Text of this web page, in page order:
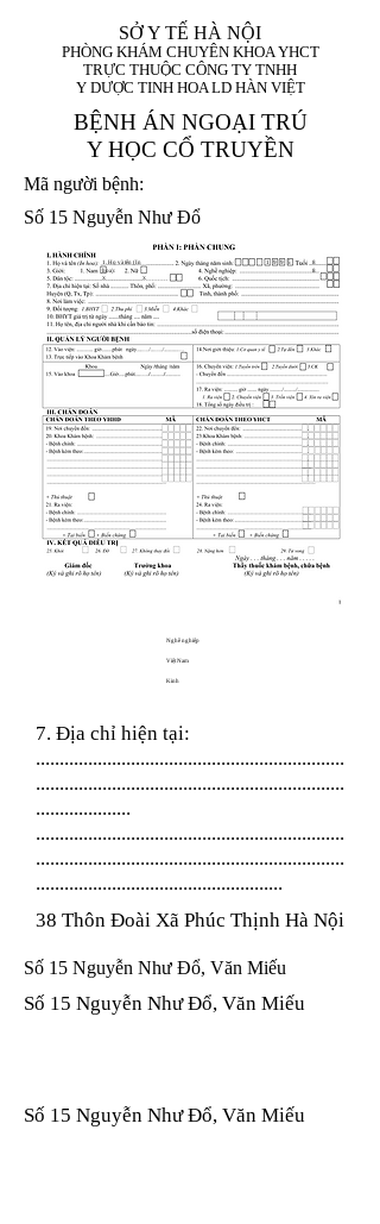
SỞ Y TẾ HÀ NỘI
PHÒNG KHÁM CHUYÊN KHOA YHCT
TRỰC THUỘC CÔNG TY TNHH
Y DƯỢC TINH HOA LD HÀN VIỆT
BỆNH ÁN NGOẠI TRÚ
Y HỌC CỔ TRUYỀN
Mã người bệnh:
Số 15 Nguyễn Như Đổ
1. Họ và tên (In
hoa):
1 9 9 5
8
8
X
X
Nghề nghiệp
Việt Nam
Kinh
7. Địa chỉ hiện tại:
.................................................................
.................................................................
....................
.................................................................
.................................................................
....................................................
38 Thôn Đoài Xã Phúc Thịnh Hà Nội
Số 15 Nguyễn Như Đổ, Văn Miếu
Số 15 Nguyễn Như Đổ, Văn Miếu
Số 15 Nguyễn Như Đổ, Văn Miếu